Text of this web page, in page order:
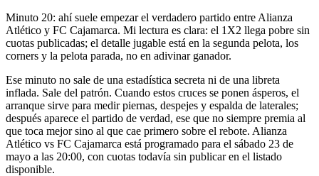
Minuto 20: ahí suele empezar el verdadero partido entre Alianza
Atlético y FC Cajamarca. Mi lectura es clara: el 1X2 llega pobre sin
cuotas publicadas; el detalle jugable está en la segunda pelota, los
corners y la pelota parada, no en adivinar ganador.
Ese minuto no sale de una estadística secreta ni de una libreta
inflada. Sale del patrón. Cuando estos cruces se ponen ásperos, el
arranque sirve para medir piernas, despejes y espalda de laterales;
después aparece el partido de verdad, ese que no siempre premia al
que toca mejor sino al que cae primero sobre el rebote. Alianza
Atlético vs FC Cajamarca está programado para el sábado 23 de
mayo a las 20:00, con cuotas todavía sin publicar en el listado
disponible.